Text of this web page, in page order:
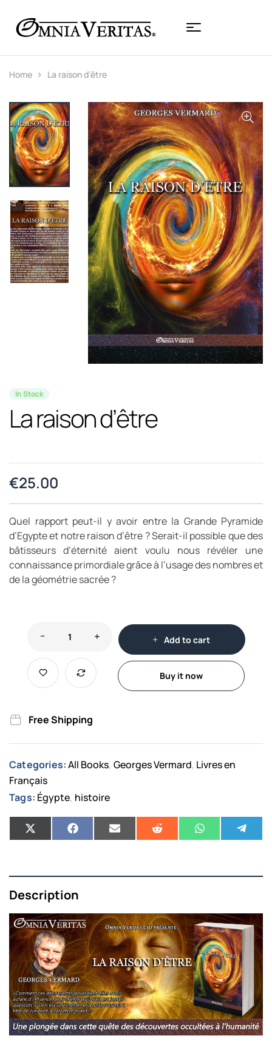
Home La raison d’être
In Stock
La raison d’être
€25.00
Quel rapport peut-il y avoir entre la Grande Pyramide
d’Egypte et notre raison d’être ? Serait-il possible que des
bâtisseurs d’éternité aient voulu nous révéler une
connaissance primordiale grâce à l’usage des nombres et
de la géométrie sacrée ?
Add to cart
Buy it now
Free Shipping
Categories: All Books, Georges Vermard, Livres en
Français
Tags: Égypte, histoire
Description